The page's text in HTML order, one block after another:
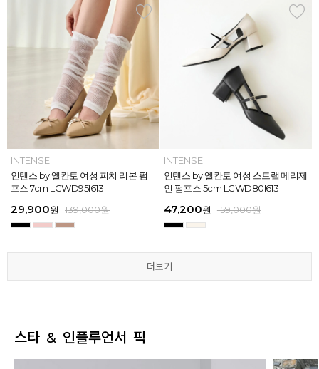
ELCANTO
[EXCLUSIVE] 노엘 엘칸토 여성 젤리
슈즈 2.3cm LCWW01U626
29,000원
MAZZ
마쯔 by 엘칸토 여성 크로스 와이드
스트랩 컴포트 샌들 3.5cm LCWW27
45,900원 159,000원
더보기
INTENSE
인텐스 by 엘칸토 여성 피치 리본 펌
프스 7cm LCWD95I613
29,900원 139,000원
INTENSE
인텐스 by 엘칸토 여성 스트랩 메리제
인 펌프스 5cm LCWD80I613
47,200원 159,000원
더보기
INTENSE
인텐스 by 엘칸토 여성 에나멜 스퀘어
오브제 플랫슈즈 1.5cm LCWD53I613
41,650원 149,000원
INTENSE
인텐스 by 엘칸토 여성 클래식 스트랩
로퍼 2cm LCWD72I613
27,920원 159,000원
더보기
MAZZ
마쯔 by 엘칸토 여성 투밴드 고프코어
플랫 캐주얼 2.5cm LCWC97M613
43,200원 159,000원
MAZZ
마쯔 by 엘칸토 여성 데이엔 스니커즈
3.5cm LCWS20M613
71,400원 189,000원
더보기
ELCANTO
[EXCLUSIVE] 노엘 엘칸토 여성 젤리
슈즈 2.3cm LCWW01U626
29,000원
MAZZ
마쯔 by 엘칸토 여성 크로스 와이드
스트랩 컴포트 샌들 3.5cm LCWW27
45,900원 159,000원
더보기
INTENSE
인텐스 by 엘칸토 여성 피치 리본 펌
프스 7cm LCWD95I613
29,900원 139,000원
INTENSE
인텐스 by 엘칸토 여성 스트랩 메리제
인 펌프스 5cm LCWD80I613
47,200원 159,000원
더보기
스타 & 인플루언서 픽